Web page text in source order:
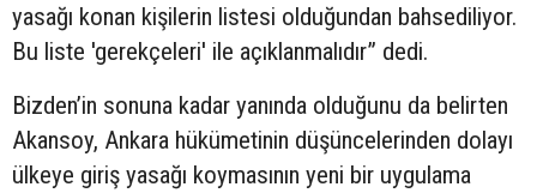
yasağı konan kişilerin listesi olduğundan bahsediliyor.
Bu liste 'gerekçeleri' ile açıklanmalıdır” dedi.
Bizden’in sonuna kadar yanında olduğunu da belirten
Akansoy, Ankara hükümetinin düşüncelerinden dolayı
ülkeye giriş yasağı koymasının yeni bir uygulama